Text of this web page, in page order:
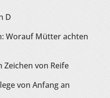
D
Worauf Mütter achten
Zeichen von Reife
von Anfang an